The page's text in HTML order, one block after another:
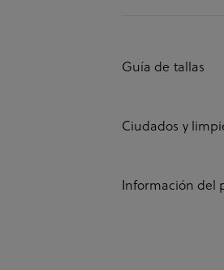
Guía de tallas
Ciudados y
Información del